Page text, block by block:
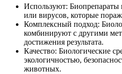
Используют: Биопрепараты
или вирусов, которые
Комплексный подход:
комбинируют с другими
достижения результата.
Качество: Биологические
экологичностью,
животных.